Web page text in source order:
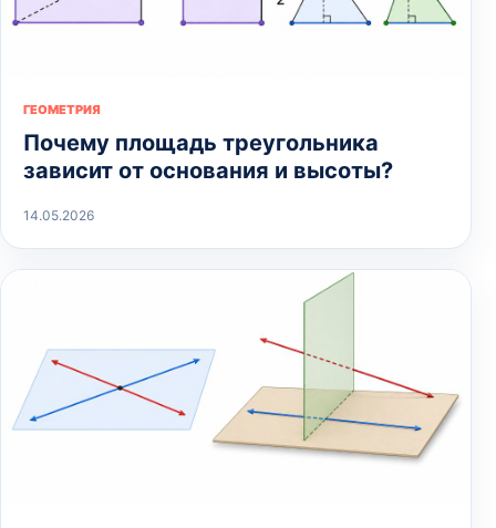
ГЕОМЕТРИЯ
Почему площадь треугольника
зависит от основания и высоты?
14.05.2026